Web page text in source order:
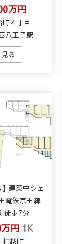
万円
町４丁目
八王子駅
】建築中シェ
電鉄京王線
徒歩7分
円 1K
打越町